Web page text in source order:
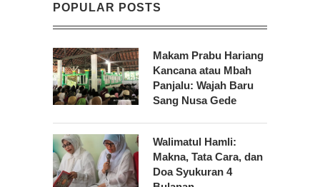
POPULAR POSTS
Makam Prabu Hariang
Kancana atau Mbah
Panjalu: Wajah Baru
Sang Nusa Gede
Walimatul Hamli:
Makna, Tata Cara, dan
Doa Syukuran 4